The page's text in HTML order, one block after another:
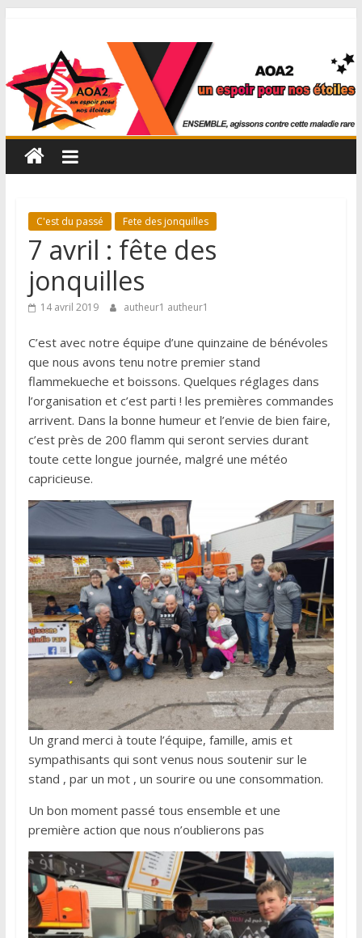
C'est du passé Fete des jonquilles
7 avril : fête des
jonquilles
14 avril 2019 autheur1 autheur1
C’est avec notre équipe d’une quinzaine de bénévoles
que nous avons tenu notre premier stand
flammekueche et boissons. Quelques réglages dans
l’organisation et c’est parti ! les premières commandes
arrivent. Dans la bonne humeur et l’envie de bien faire,
c’est près de 200 flamm qui seront servies durant
toute cette longue journée, malgré une météo
capricieuse.
Un grand merci à toute l’équipe, famille, amis et
sympathisants qui sont venus nous soutenir sur le
stand , par un mot , un sourire ou une consommation.
Un bon moment passé tous ensemble et une
première action que nous n’oublierons pas